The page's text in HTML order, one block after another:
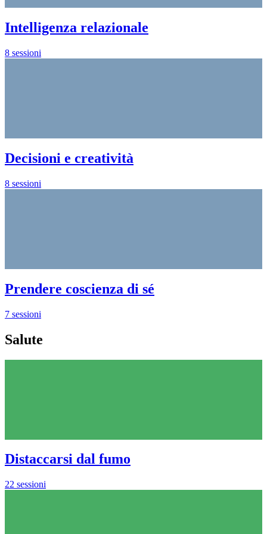
Intelligenza relazionale
8 sessioni
Decisioni e creatività
8 sessioni
Prendere coscienza di sé
7 sessioni
Salute
Distaccarsi dal fumo
22 sessioni